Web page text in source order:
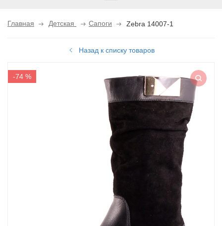
Главная Детская Сапоги Zebra 14007-1
Назад к списку товаров